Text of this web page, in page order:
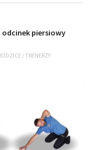
odcinek piersiowy
/TRENERZY